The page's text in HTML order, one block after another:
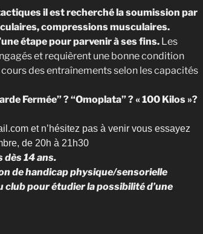
il est recherché la soumission par
compressions musculaires.
étape pour parvenir à ses fins. Les
et requièrent une bonne condition
des entraînements selon les capacités
Fermée” ? “Omoplata” ? « 100 Kilos »?
et n’hésitez pas à venir vous essayez
de 20h à 21h30
14 ans.
de handicap physique/sensorielle
club pour étudier la possibilité d’une